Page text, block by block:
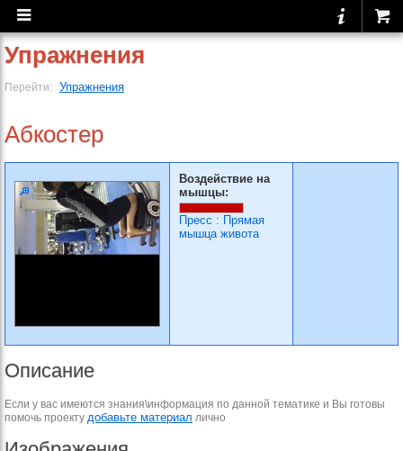
Упражнения
Перейти: Упражнения
Абкостер
Воздействие на
мышцы:
Пресс : Прямая
мышца живота
Описание
Если у вас имеются знания\информация по данной тематике и Вы готовы
помочь проекту добавьте материал лично